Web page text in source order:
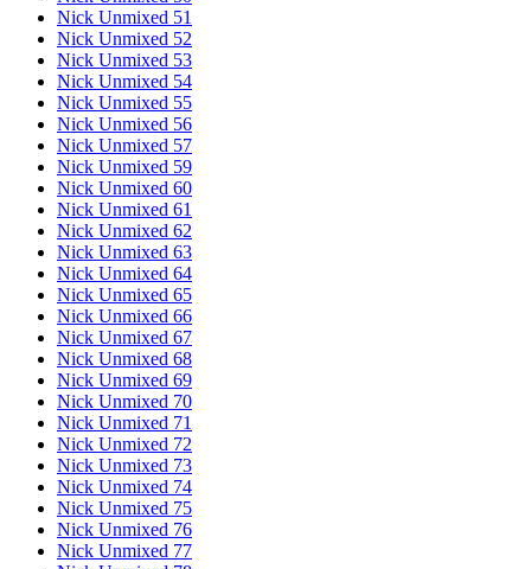
Nick Unmixed 51
Nick Unmixed 52
Nick Unmixed 53
Nick Unmixed 54
Nick Unmixed 55
Nick Unmixed 56
Nick Unmixed 57
Nick Unmixed 59
Nick Unmixed 60
Nick Unmixed 61
Nick Unmixed 62
Nick Unmixed 63
Nick Unmixed 64
Nick Unmixed 65
Nick Unmixed 66
Nick Unmixed 67
Nick Unmixed 68
Nick Unmixed 69
Nick Unmixed 70
Nick Unmixed 71
Nick Unmixed 72
Nick Unmixed 73
Nick Unmixed 74
Nick Unmixed 75
Nick Unmixed 76
Nick Unmixed 77